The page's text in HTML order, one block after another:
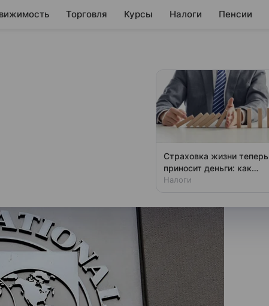
Торговля Курсы Налоги Пенсии
Гане $360
после визита в Гану
Страховка жизни теперь
приносит деньги: как
получить вычет
Налоги